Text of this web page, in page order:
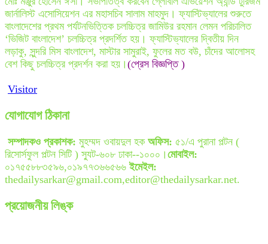
জার্নালিস্ট এসোসিয়েশন এর মহাসচিব সালাম মাহমুদ। ফ্যাস্টিভ্যালের শুরুতে
বাংলাদেশের প্রথম পর্যটনভিত্তিক চলচ্চিত্র জামিউর রহমান লেমন পরিচালিত
‘ভিজিট বাংলাদেশ’ চলচ্চিত্র প্রদর্শিত হয়। ফ্যাস্টিভ্যালের দ্বিতীয় দিন
লড়াকু, সুন্দরি মিস বাংলাদেশ, মাস্টার সামুরাই, ফুলের মত বউ, চাঁদের আলোসহ
বেশ কিছু চলচ্চিত্র প্রদর্শন করা হয়। (প্রেস বিজ্ঞপ্তি )
Visitor
যোগাযোগ ঠিকানা
সম্পাদকও প্রকাশক: মুহম্মদ ওবায়দুল হক অফিস: ৫১/এ পুরানা পল্টন (
রিসোর্সফুল পল্টন সিটি ) স্যুট-৬০৮ ঢাকা--১০০০। মোবাইল:
০১৭৫৫৮৮৩৫৯৬,০১৯৭৭৩৬৬৫৬৬ ইমেইল:
thedailysarkar@gmail.com,editor@thedailysarkar.net.
প্রয়োজনীয় লিঙ্ক